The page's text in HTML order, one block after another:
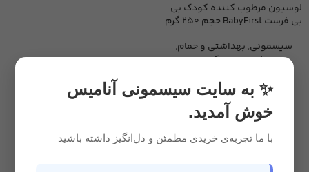
لوسیون مرطوب کننده کودک بی
بی فرست BabyFirst حجم 250 گرم
سیسمونی, بهداشتی و حمام,
لوسیون و کرم
✨ به سایت سیسمونی آنامیس
خوش آمدید.
با ما تجربه‌ی خریدی مطمئن و دل‌انگیز داشته باشید